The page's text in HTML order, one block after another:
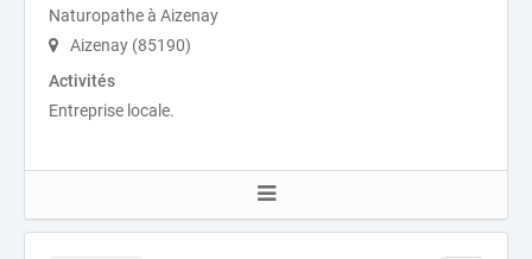
Naturopathe à Aizenay
Aizenay (85190)
Activités
Entreprise locale.